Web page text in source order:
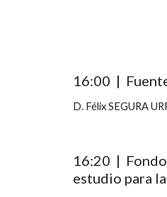
16:00  |
D. Félix SEGURA
16:20  |
estudio para